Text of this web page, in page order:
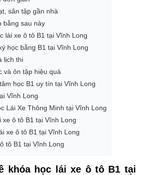
sân tập gần nhà
bằng sau này
lái xe ô tô B1 tại Vĩnh Long
học bằng B1 tại Vĩnh Long
lịch thi
và ôn tập hiệu quả
học B1 uy tín tại Vĩnh Long
Vĩnh Long
Lái Xe Thông Minh tại Vĩnh Long
ô tô B1 tại Vĩnh Long
xe ô tô B1 tại Vĩnh Long
tô B1 tại Vĩnh Long
khóa học lái xe ô tô B1 tại